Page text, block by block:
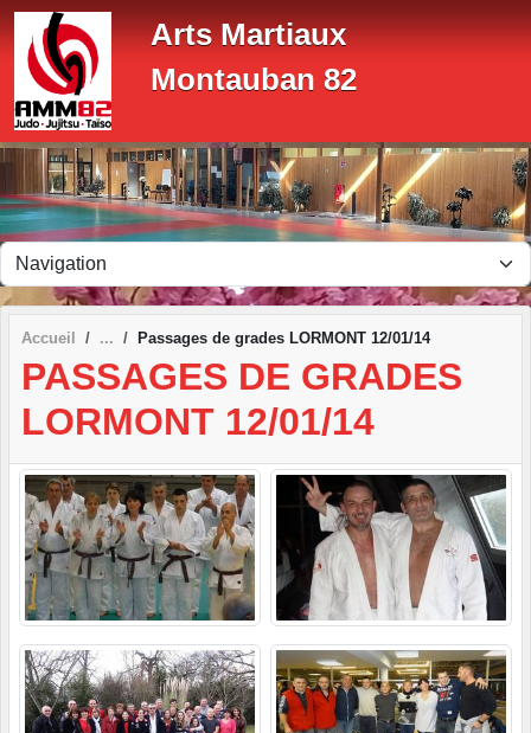
Arts Martiaux
Montauban 82
Accueil Passages de grades LORMONT 12/01/14
PASSAGES DE GRADES
LORMONT 12/01/14
Panneau de gestion des cookies